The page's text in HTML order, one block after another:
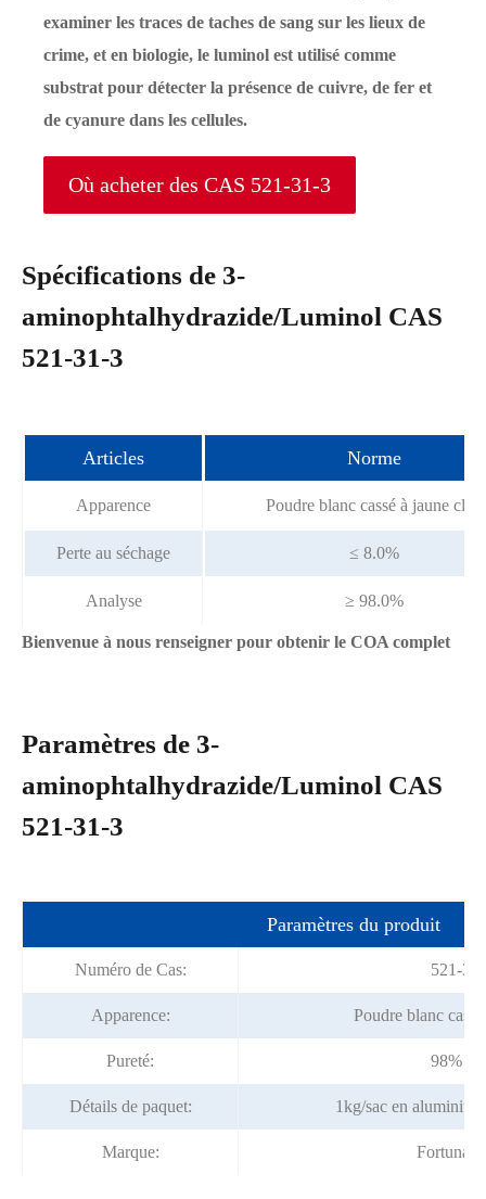
examiner les traces de taches de sang sur les lieux de
crime, et en biologie, le luminol est utilisé comme
substrat pour détecter la présence de cuivre, de fer et
de cyanure dans les cellules.
Où acheter des CAS 521-31-3
Spécifications de 3-
aminophtalhydrazide/Luminol CAS
521-31-3
Articles Norme
Apparence Poudre blanc cassé à jaune clair
Perte au séchage ≤ 8.0%
Analyse ≥ 98.0%
Bienvenue à nous renseigner pour obtenir le COA complet
Paramètres de 3-
aminophtalhydrazide/Luminol CAS
521-31-3
Paramètres du produit
Numéro de Cas: 521-
Apparence: Poudre blanc
Pureté: 98%
Détails de paquet: 1kg/sac en
Marque: